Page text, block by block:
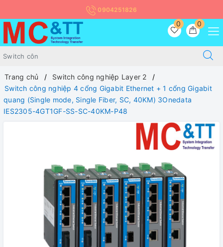
0904251826
0
0
Trang chủ
Switch công nghiệp Layer 2
Switch công nghiệp 4 cổng Gigabit Ethernet + 1 cổng Gigabit
quang (Single mode, Single Fiber, SC, 40KM) 3Onedata
IES2305-4GT1GF-SS-SC-40KM-P48